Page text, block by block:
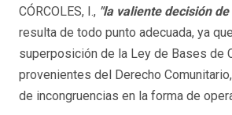
CÓRCOLES, I., "la valiente decisión
resulta de todo punto adecuada, ya
superposición de la Ley de Bases de
provenientes del Derecho
de incongruencias en la forma de